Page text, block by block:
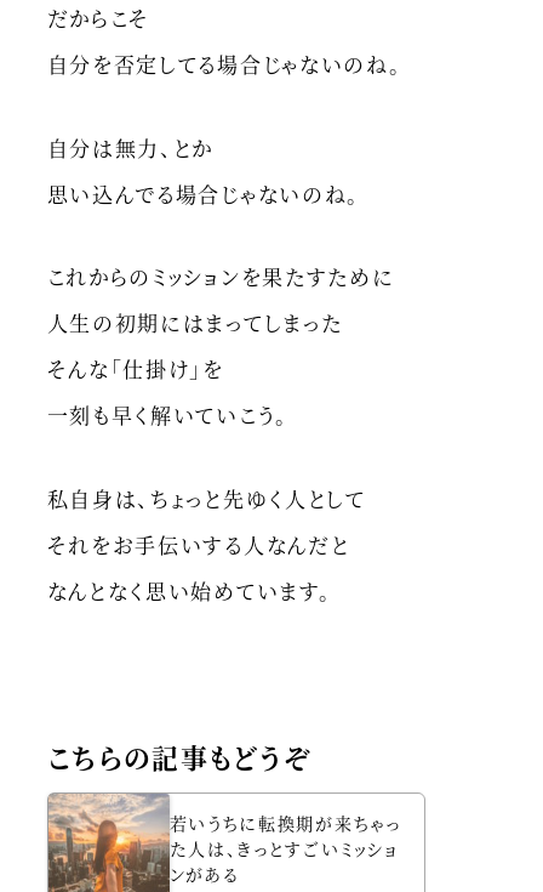
だからこそ
自分を否定してる場合じゃないのね。
自分は無力、とか
思い込んでる場合じゃないのね。
これからのミッションを果たすために
人生の初期にはまってしまった
そんな「仕掛け」を
一刻も早く解いていこう。
私自身は、ちょっと先ゆく人として
それをお手伝いする人なんだと
なんとなく思い始めています。
こちらの記事もどうぞ
若いうちに転換期が来ちゃっ
た人は、きっとすごいミッショ
ンがある